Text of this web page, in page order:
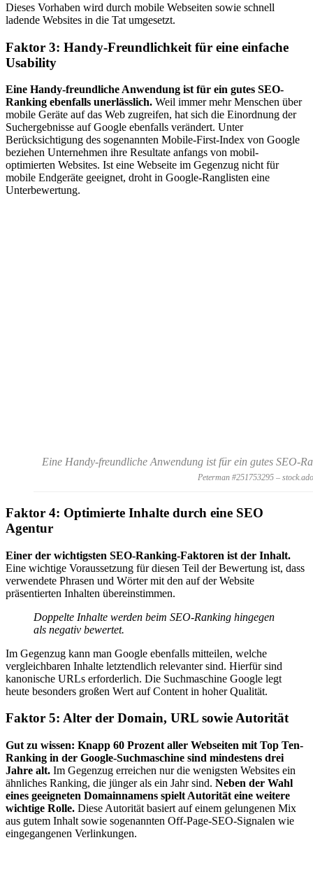
Dieses Vorhaben wird durch mobile Webseiten sowie schnell
ladende Websites in die Tat umgesetzt.
Faktor 3: Handy-Freundlichkeit für eine einfache
Usability
Eine Handy-freundliche Anwendung ist für ein gutes SEO-
Ranking ebenfalls unerlässlich. Weil immer mehr Menschen über
mobile Geräte auf das Web zugreifen, hat sich die Einordnung der
Suchergebnisse auf Google ebenfalls verändert. Unter
Berücksichtigung des sogenannten Mobile-First-Index von Google
beziehen Unternehmen ihre Resultate anfangs von mobil-
optimierten Websites. Ist eine Webseite im Gegenzug nicht für
mobile Endgeräte geeignet, droht in Google-Ranglisten eine
Unterbewertung.
Eine Handy-freundliche Anwendung ist für ein gutes SEO-
Peterman #251753295 –
Faktor 4: Optimierte Inhalte durch eine SEO
Agentur
Einer der wichtigsten SEO-Ranking-Faktoren ist der Inhalt.
Eine wichtige Voraussetzung für diesen Teil der Bewertung ist, dass
verwendete Phrasen und Wörter mit den auf der Website
präsentierten Inhalten übereinstimmen.
Doppelte Inhalte werden beim SEO-Ranking hingegen
als negativ bewertet.
Im Gegenzug kann man Google ebenfalls mitteilen, welche
vergleichbaren Inhalte letztendlich relevanter sind. Hierfür sind
kanonische URLs erforderlich. Die Suchmaschine Google legt
heute besonders großen Wert auf Content in hoher Qualität.
Faktor 5: Alter der Domain, URL sowie Autorität
Gut zu wissen: Knapp 60 Prozent aller Webseiten mit Top Ten-
Ranking in der Google-Suchmaschine sind mindestens drei
Jahre alt. Im Gegenzug erreichen nur die wenigsten Websites ein
ähnliches Ranking, die jünger als ein Jahr sind. Neben der Wahl
eines geeigneten Domainnamens spielt Autorität eine weitere
wichtige Rolle. Diese Autorität basiert auf einem gelungenen Mix
aus gutem Inhalt sowie sogenannten Off-Page-SEO-Signalen wie
eingegangenen Verlinkungen.